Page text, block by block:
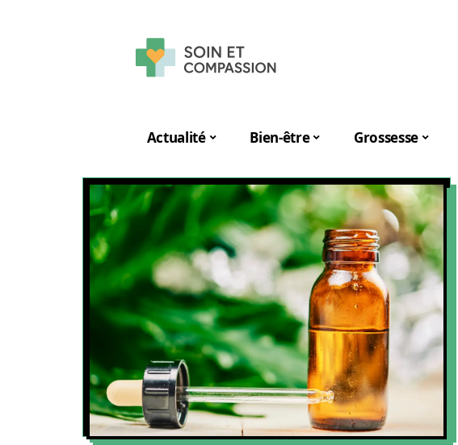
Actualité Bien-être Grossesse